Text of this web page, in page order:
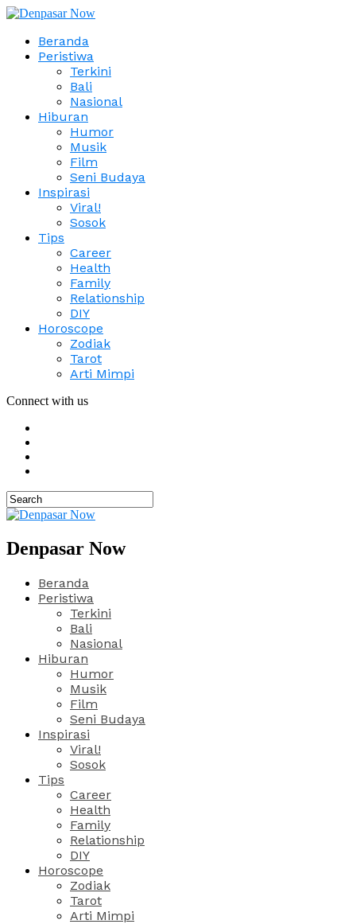
Beranda
Peristiwa
Terkini
Bali
Nasional
Hiburan
Humor
Musik
Film
Seni Budaya
Inspirasi
Viral!
Sosok
Tips
Career
Health
Family
Relationship
DIY
Horoscope
Zodiak
Tarot
Arti Mimpi
Connect with us
Denpasar Now
Beranda
Peristiwa
Terkini
Bali
Nasional
Hiburan
Humor
Musik
Film
Seni Budaya
Inspirasi
Viral!
Sosok
Tips
Career
Health
Family
Relationship
DIY
Horoscope
Zodiak
Tarot
Arti Mimpi